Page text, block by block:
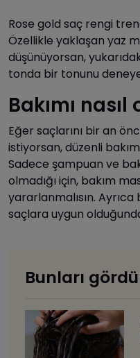
Rose gold saç rengi
Özellikle yaklaşan yaz
düşünüyorsan,
tonda bir tonunu
Bakımı nasıl
Eğer saçlarını bir an
istiyorsan, düzenli
Sadece şampuan ve
olmadığı için, bakım
yararlanmalısın. Ayrıca
saçlara uygun
Bunları